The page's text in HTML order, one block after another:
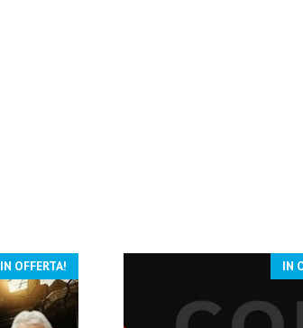
IN OFFERTA! IN